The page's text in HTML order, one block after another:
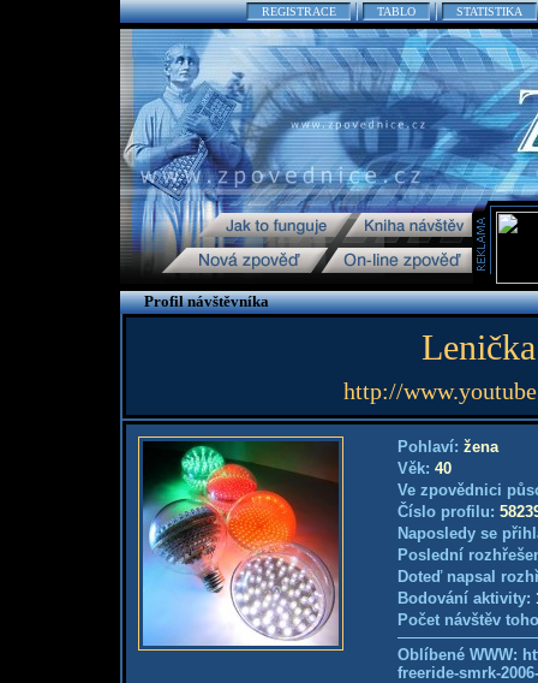
REGISTRACE TABLO STATISTIKA
Profil návštěvníka
http://
Pohlaví: žena
Věk: 40
Ve zpovědnici
Číslo profilu:
Naposledy se
Poslední
Doteď napsal
Bodování aktivity:
Počet návštěv
Oblíbené WWW:
freeride-smrk-